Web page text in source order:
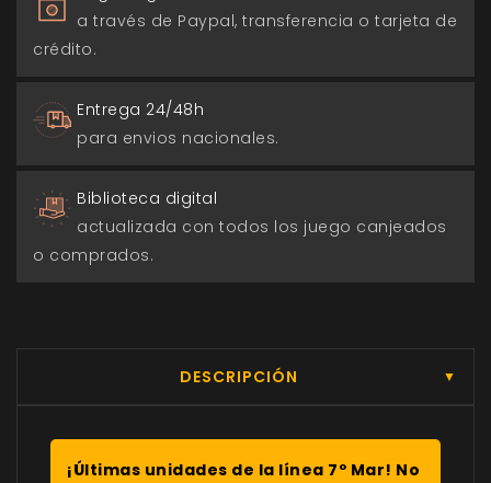
a través de Paypal, transferencia o tarjeta de
crédito.
Entrega 24/48h
para envios nacionales.
Biblioteca digital
actualizada con todos los juego canjeados
o comprados.
DESCRIPCIÓN ▼
¡Últimas unidades de la línea 7º Mar! No